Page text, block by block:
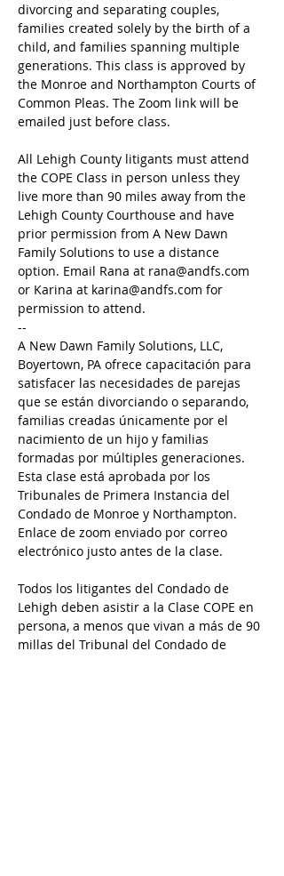
divorcing and separating couples,
families created solely by the birth of a
child, and families spanning multiple
generations. This class is approved by
the Monroe and Northampton Courts of
Common Pleas. The Zoom link will be
emailed just before class.
All Lehigh County litigants must attend
the COPE Class in person unless they
live more than 90 miles away from the
Lehigh County Courthouse and have
prior permission from A New Dawn
Family Solutions to use a distance
option. Email Rana at rana@andfs.com
or Karina at karina@andfs.com for
permission to attend.
--
A New Dawn Family Solutions, LLC,
Boyertown, PA ofrece capacitación para
satisfacer las necesidades de parejas
que se están divorciando o separando,
familias creadas únicamente por el
nacimiento de un hijo y familias
formadas por múltiples generaciones.
Esta clase está aprobada por los
Tribunales de Primera Instancia del
Condado de Monroe y Northampton.
Enlace de zoom enviado por correo
electrónico justo antes de la clase.
Todos los litigantes del Condado de
Lehigh deben asistir a la Clase COPE en
persona, a menos que vivan a más de 90
millas del Tribunal del Condado de